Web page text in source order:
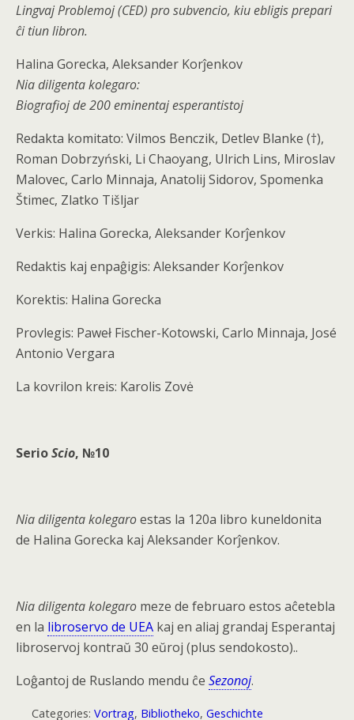
Lingvaj Problemoj (CED) pro subvencio, kiu ebligis prepari
ĉi tiun libron.
Halina Gorecka, Aleksander Korĵenkov
Nia diligenta kolegaro:
Biografioj de 200 eminentaj esperantistoj
Redakta komitato: Vilmos Benczik, Detlev Blanke (†),
Roman Dobrzyński, Li Chaoyang, Ulrich Lins, Miroslav
Malovec, Carlo Minnaja, Anatolij Sidorov, Spomenka
Štimec, Zlatko Tišljar
Verkis: Halina Gorecka, Aleksander Korĵenkov
Redaktis kaj enpaĝigis: Aleksander Korĵenkov
Korektis: Halina Gorecka
Provlegis: Paweł Fischer-Kotowski, Carlo Minnaja, José
Antonio Vergara
La kovrilon kreis: Karolis Zovė
SerioScio, №10
Nia diligenta kolegaroestas la 120a libro kuneldonita
de Halina Gorecka kaj Aleksander Korĵenkov.
Nia diligenta kolegaro meze de februaro estos aĉetebla
en la libroservo de UEA kaj en aliaj grandaj Esperantaj
libroservoj kontraŭ 30 eŭroj (plus sendokosto)..
Loĝantoj de Ruslando mendu ĉe Sezonoj.
Categories: Vortrag, Bibliotheko, Geschichte